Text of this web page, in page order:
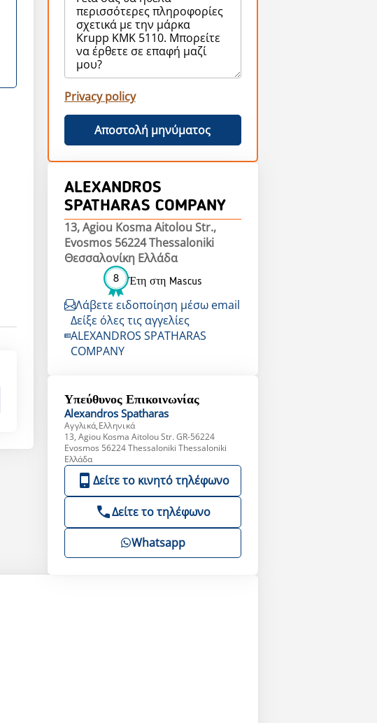
Privacy policy
Αποστολή μηνύματος
ALEXANDROS
SPATHARAS COMPANY
13, Agiou Kosma Aitolou Str.,
Evosmos 56224 Thessaloniki
Θεσσαλονίκη Ελλάδα
8 Έτη στη Mascus
Λάβετε ειδοποίηση μέσω email
Δείξε όλες τις αγγελίες
ALEXANDROS SPATHARAS
COMPANY
Υπεύθυνος Επικοινωνίας
Alexandros Spatharas
Αγγλικά,Ελληνικά
13, Agiou Kosma Aitolou Str. GR-56224
Evosmos 56224 Thessaloniki Thessaloniki
Ελλάδα
Δείτε το κινητό τηλέφωνο
Δείτε το τηλέφωνο
Whatsapp